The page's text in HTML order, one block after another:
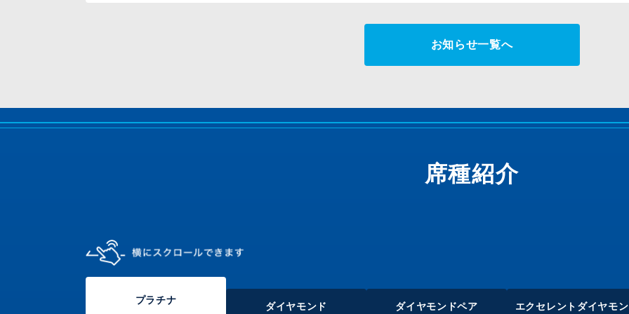
お知らせ一覧へ
席種紹介
プラチナ
ダイヤモンド ダイヤモンドペア エクセレント ダイヤモ